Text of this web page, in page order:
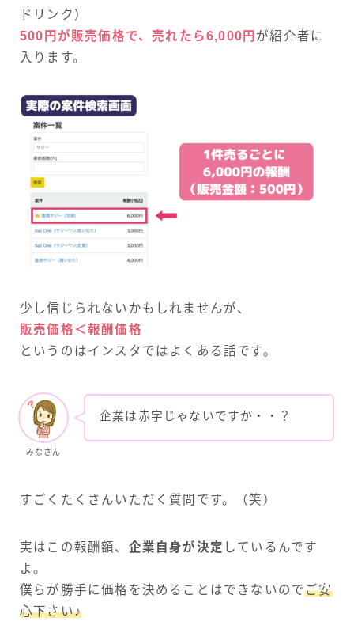
ドリンク）
500円が販売価格で、売れたら6,000円 が紹介者に
入ります。
少し信じられないかもしれませんが、
販売価格＜報酬価格
というのはインスタではよくある話です。
みなさん
企業は赤字じゃないですか・・？
すごくたくさんいただく質問です。（笑）
実はこの報酬額、 企業自身が決定 しているんです
よ。
僕らが勝手に価格を決めることはできないのでご安
心下さい♪